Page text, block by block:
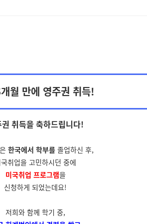
월 만에 영주권 취득!
취득을 축하드립니다!
한국에서 학부를졸업하신 후,
취업을 고민하시던 중에
미국취업 프로그램을
신청하게 되었는데요!
저희와 함께 학기 중,